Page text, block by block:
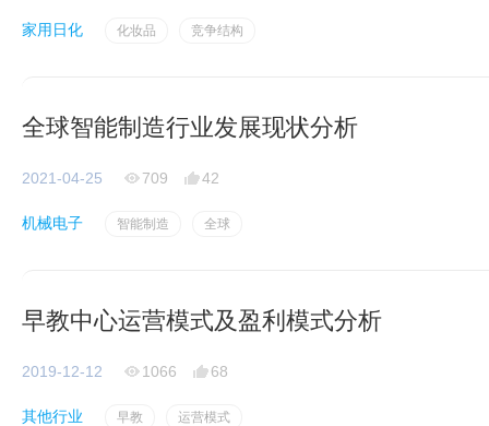
家用日化 化妆品 竞争结构
全球智能制造行业发展现状分析
2021-04-25 709 42
机械电子 智能制造 全球
早教中心运营模式及盈利模式分析
2019-12-12 1066 68
其他行业 早教 运营模式